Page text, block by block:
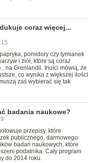
coraz więcej...
pomidory czy tymianek
i ziół, które są coraz
na Grenlandii. Inuici mówią, że
co wynika z większej ilości
zaś wybierać się tak
badania naukowe?
przepisy, które
publicznego, darmowego
badań naukowych, które
podatnika. Cały program
do 2014 roku.